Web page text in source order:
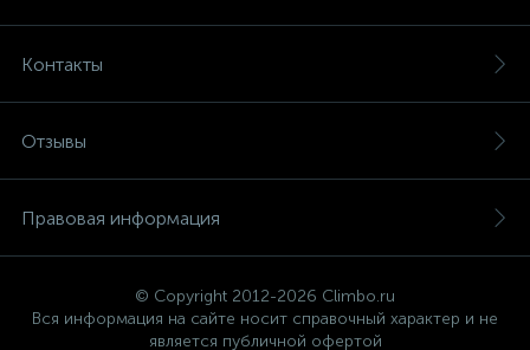
Контакты
Отзывы
Правовая информация
© Copyright 2012-2026 Climbo.ru
Вся информация на сайте носит справочный характер и не
является публичной офертой